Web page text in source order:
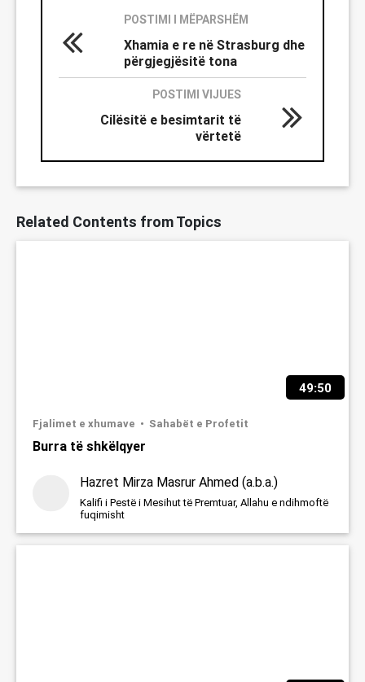
Related Contents from Topics
49:50
Fjalimet e xhumave Sahabët e Profetit
Burra të shkëlqyer
Hazret Mirza Masrur Ahmed (a.b.a.)
Kalifi i Pestë i Mesihut të Premtuar, Allahu e ndihmoftë
fuqimisht
POSTIMI I MËPARSHËM
Xhamia e re në Strasburg dhe
përgjegjësitë tona
POSTIMI VIJUES
Cilësitë e besimtarit të
vërtetë